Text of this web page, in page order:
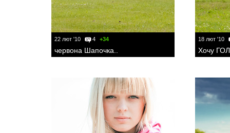
22 лют '10 4 +34
червона Шапочка..
18 лют '10
Хочу